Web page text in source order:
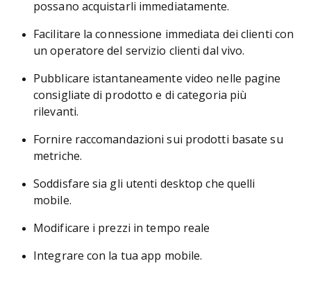
possano acquistarli immediatamente.
Facilitare la connessione immediata dei clienti con
un operatore del servizio clienti dal vivo.
Pubblicare istantaneamente video nelle pagine
consigliate di prodotto e di categoria più
rilevanti.
Fornire raccomandazioni sui prodotti basate su
metriche.
Soddisfare sia gli utenti desktop che quelli
mobile.
Modificare i prezzi in tempo reale
Integrare con la tua app mobile.